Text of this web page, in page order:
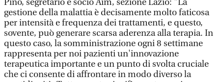
Pino, segretario e socio Aim, sezione Lazio: "La
gestione della malattia è decisamente molto faticosa
per intensità e frequenza dei trattamenti, e questo,
sovente, può generare scarsa aderenza alla terapia. In
questo caso, la somministrazione ogni 8 settimane
rappresenta per noi pazienti un'innovazione
terapeutica importante e un punto di svolta cruciale
che ci consente di affrontare in modo diverso la